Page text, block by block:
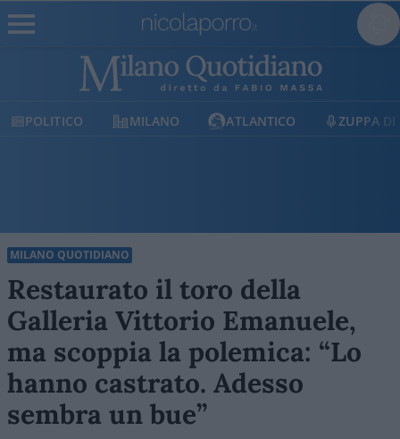
POLITICO MILANO ATLANTICO ZUPPA DI
MILANO QUOTIDIANO
Restaurato il toro della
Galleria Vittorio Emanuele,
ma scoppia la polemica: “Lo
hanno castrato. Adesso
sembra un bue”